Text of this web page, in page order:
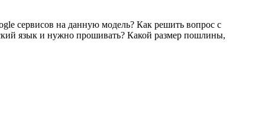
сервисов на данную модель? Как решить вопрос с
язык и нужно прошивать? Какой размер пошлины,